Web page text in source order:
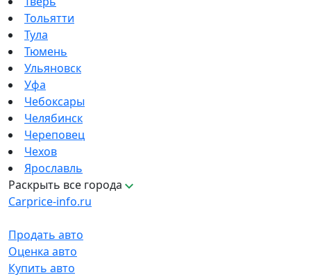
Тольятти
Тула
Тюмень
Ульяновск
Уфа
Чебоксары
Челябинск
Череповец
Чехов
Ярославль
Раскрыть все города
Carprice-info.ru
Продать авто
Оценка авто
Купить авто